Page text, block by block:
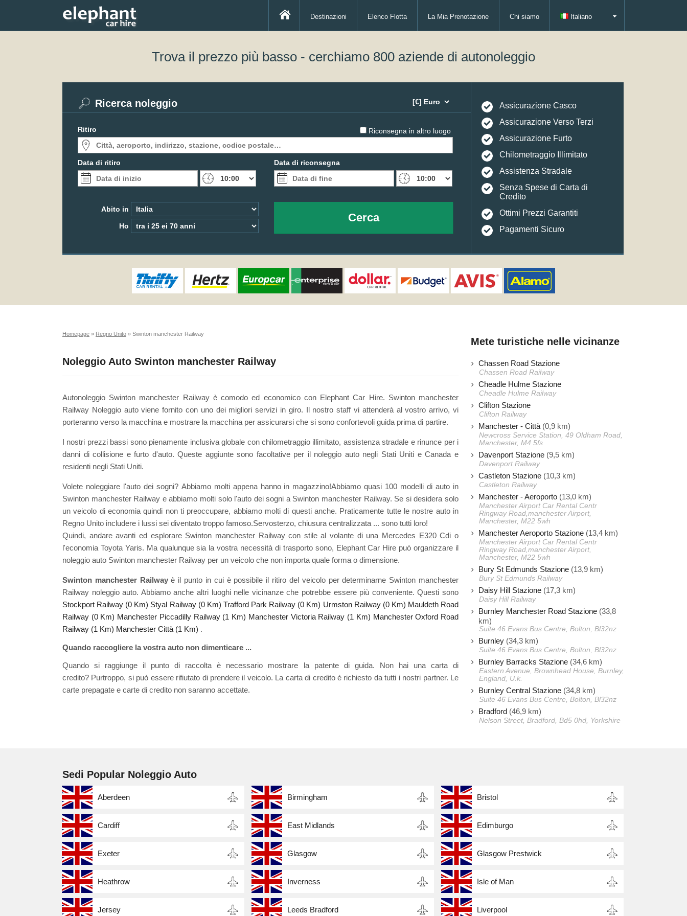
Destinazioni Elenco Flotta La Mia Prenotazione Chi siamo Italiano
Trova il prezzo più basso - cerchiamo 800 aziende di autonoleggio
Riconsegna in altro luogo
Ricerca noleggio
Ritiro
Data di ritiro Data di riconsegna
Abito in
Ho
Cerca
Assicurazione Casco
Assicurazione Verso Terzi
Assicurazione Furto
Chilometraggio Illimitato
Assistenza Stradale
Senza Spese di Carta di
Credito
Ottimi Prezzi Garantiti
Pagamenti Sicuro
Homepage » Regno Unito » Swinton manchester Railway
Noleggio Auto Swinton manchester Railway
Autonoleggio Swinton manchester Railway è comodo ed economico con Elephant Car Hire. Swinton manchester
Railway Noleggio auto viene fornito con uno dei migliori servizi in giro. Il nostro staff vi attenderà al vostro arrivo, vi
porteranno verso la macchina e mostrare la macchina per assicurarsi che si sono confortevoli guida prima di partire.
I nostri prezzi bassi sono pienamente inclusiva globale con chilometraggio illimitato, assistenza stradale e rinunce per i
danni di collisione e furto d'auto. Queste aggiunte sono facoltative per il noleggio auto negli Stati Uniti e Canada e
residenti negli Stati Uniti.
Volete noleggiare l'auto dei sogni? Abbiamo molti appena hanno in magazzino!Abbiamo quasi 100 modelli di auto in
Swinton manchester Railway e abbiamo molti solo l'auto dei sogni a Swinton manchester Railway. Se si desidera solo
un veicolo di economia quindi non ti preoccupare, abbiamo molti di questi anche. Praticamente tutte le nostre auto in
Regno Unito includere i lussi sei diventato troppo famoso.Servosterzo, chiusura centralizzata ... sono tutti loro!
Quindi, andare avanti ed esplorare Swinton manchester Railway con stile al volante di una Mercedes E320 Cdi o
l'economia Toyota Yaris. Ma qualunque sia la vostra necessità di trasporto sono, Elephant Car Hire può organizzare il
noleggio auto Swinton manchester Railway per un veicolo che non importa quale forma o dimensione.
Swinton manchester Railwayè il punto in cui è possibile il ritiro del veicolo per determinarne Swinton manchester
Railway noleggio auto. Abbiamo anche altri luoghi nelle vicinanze che potrebbe essere più conveniente. Questi sono
Stockport Railway (0 Km) Styal Railway (0 Km) Trafford Park Railway (0 Km) Urmston Railway (0 Km) Mauldeth Road
Railway (0 Km) Manchester Piccadilly Railway (1 Km) Manchester Victoria Railway (1 Km) Manchester Oxford Road
Railway (1 Km) Manchester Città (1 Km) .
Quando raccogliere la vostra auto non dimenticare ...
Quando si raggiunge il punto di raccolta è necessario mostrare la patente di guida. Non hai una carta di
credito? Purtroppo, si può essere rifiutato di prendere il veicolo. La carta di credito è richiesto da tutti i nostri partner. Le
carte prepagate e carte di credito non saranno accettate.
Mete turistiche nelle vicinanze
Chassen Road Stazione
Chassen Road Railway
Cheadle Hulme Stazione
Cheadle Hulme Railway
Clifton Stazione
Clifton Railway
Manchester - Città (0,9 km)
Newcross Service Station, 49 Oldham Road,
Manchester, M4 5fs
Davenport Stazione (9,5 km)
Davenport Railway
Castleton Stazione (10,3 km)
Castleton Railway
Manchester - Aeroporto (13,0 km)
Manchester Airport Car Rental Centr
Ringway Road,manchester Airport,
Manchester, M22 5wh
Manchester Aeroporto Stazione (13,4 km)
Manchester Airport Car Rental Centr
Ringway Road,manchester Airport,
Manchester, M22 5wh
Bury St Edmunds Stazione (13,9 km)
Bury St Edmunds Railway
Daisy Hill Stazione (17,3 km)
Daisy Hill Railway
Burnley Manchester Road Stazione (33,8
km)
Suite 46 Evans Bus Centre, Bolton, Bl32nz
Burnley (34,3 km)
Suite 46 Evans Bus Centre, Bolton, Bl32nz
Burnley Barracks Stazione (34,6 km)
Eastern Avenue, Brownhead House, Burnley,
England, U.k.
Burnley Central Stazione (34,8 km)
Suite 46 Evans Bus Centre, Bolton, Bl32nz
Bradford (46,9 km)
Nelson Street, Bradford, Bd5 0hd, Yorkshire
Sedi Popular Noleggio Auto
Aberdeen Birmingham Bristol
Cardiff East Midlands Edimburgo
Exeter Glasgow Glasgow Prestwick
Heathrow Inverness Isle of Man
Jersey Leeds Bradford Liverpool